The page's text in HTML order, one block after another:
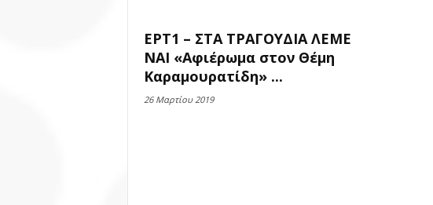
ΕΡΤ1 – ΣΤΑ ΤΡΑΓΟΥΔΙΑ ΛΕΜΕ
ΝΑΙ «Αφιέρωμα στον Θέμη
Καραμουρατίδη» ...
26 Μαρτίου 2019